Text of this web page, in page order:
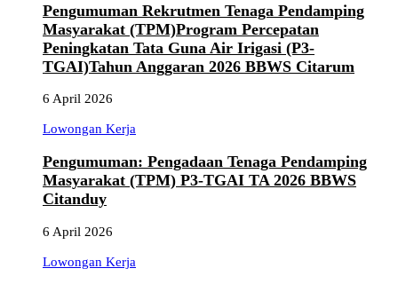
Pengumuman Rekrutmen Tenaga Pendamping
Masyarakat (TPM)Program Percepatan
Peningkatan Tata Guna Air Irigasi (P3-
TGAI)Tahun Anggaran 2026 BBWS Citarum
6 April 2026
Lowongan Kerja
Pengumuman: Pengadaan Tenaga Pendamping
Masyarakat (TPM) P3-TGAI TA 2026 BBWS
Citanduy
6 April 2026
Lowongan Kerja